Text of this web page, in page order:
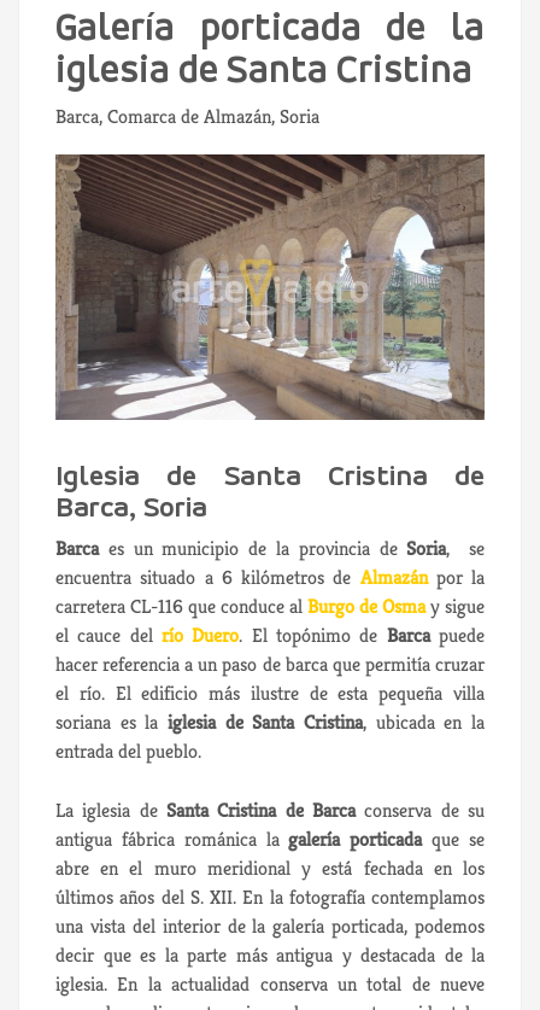
Galería porticada de la
iglesia de Santa Cristina
Barca, Comarca de Almazán, Soria
Iglesia de Santa Cristina de
Barca, Soria
Barcaes un municipio de la provincia deSoria, se
encuentra situado a 6 kilómetros de Almazánpor la
carretera CL-116 que conduce alBurgo de Osmay sigue
el cauce del río Duero. El topónimo de Barcapuede
hacer referencia a un paso de barca que permitía cruzar
el río. El edificio más ilustre de esta pequeña villa
soriana es la iglesia de Santa Cristina, ubicada en la
entrada del pueblo.
La iglesia de Santa Cristina de Barcaconserva de su
antigua fábrica románica lagalería porticadaque se
abre en el muro meridional y está fechada en los
últimos años del S. XII. En la fotografía contemplamos
una vista del interior de la galería porticada, podemos
decir que es la parte más antigua y destacada de la
iglesia. En la actualidad conserva un total de nueve